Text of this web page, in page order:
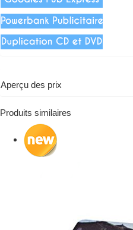
Aperçu des prix
Produits similaires